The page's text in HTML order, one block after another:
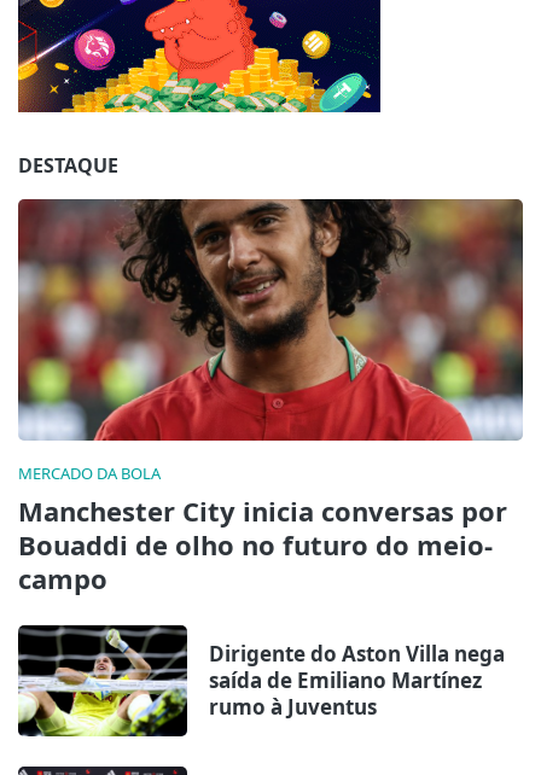
Jogue com responsabilidade. 18+
DESTAQUE
MERCADO DA BOLA
Manchester City inicia conversas por
Bouaddi de olho no futuro do meio-
campo
Dirigente do Aston Villa nega
saída de Emiliano Martínez
rumo à Juventus